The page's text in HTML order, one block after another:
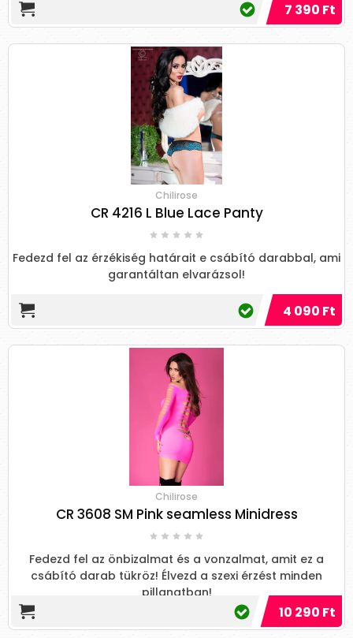
7 390 Ft
Chilirose
CR 4216 L Blue Lace Panty
Fedezd fel az érzékiség határait e csábító darabbal, ami
garantáltan elvarázsol!
4 090 Ft
Chilirose
CR 3608 SM Pink seamless Minidress
Fedezd fel az önbizalmat és a vonzalmat, amit ez a
csábító darab tükröz! Élvezd a szexi érzést minden
pillanatban!
10 290 Ft